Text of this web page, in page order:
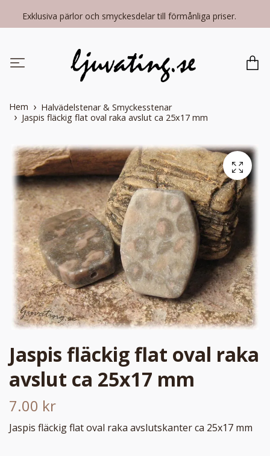
Exklusiva pärlor och smyckesdelar till förmånliga priser.
Hem
Halvädelstenar & Smyckesstenar
Jaspis fläckig flat oval raka avslut ca 25x17 mm
Jaspis fläckig flat oval raka
avslut ca 25x17 mm
7.00 kr
Jaspis fläckig flat oval raka avslutskanter ca 25x17 mm